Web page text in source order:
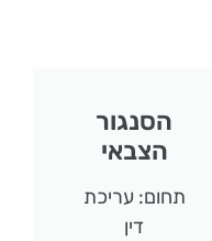
הסנגור
הצבאי
תחום: עריכת
דין